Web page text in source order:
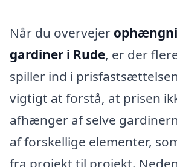
Når du overvejer
gardiner i Rude, er der
spiller ind i
vigtigt at forstå, at prisen
afhænger af selve
af forskellige elementer,
fra projekt til projekt.